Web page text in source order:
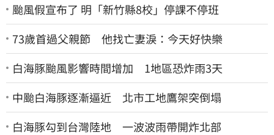
颱風假宣布了 明「新竹縣8校」停課不停班
73歲首過父親節 他找亡妻淚：今天好快樂
白海豚颱風影響時間增加 1地區恐炸雨3天
中颱白海豚逐漸逼近 北市工地鷹架突倒塌
白海豚勾到台灣陸地 一波波雨帶開炸北部